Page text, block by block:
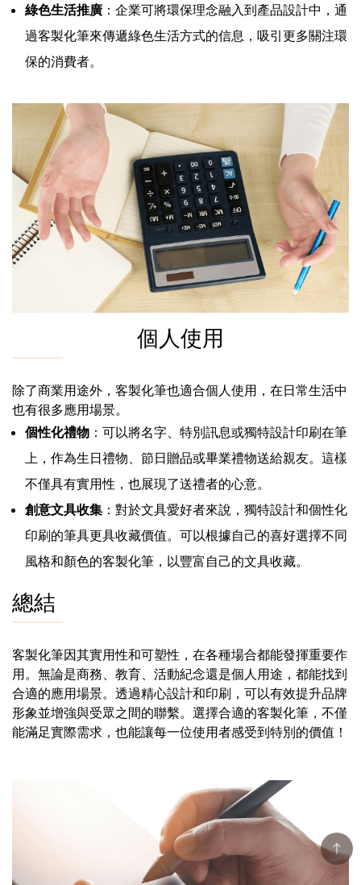
綠色生活推廣 ：企業可將環保理念融入到產品設計中，通
過客製化筆來傳遞綠色生活方式的信息，吸引更多關注環
保的消費者。
個人使用
除了商業用途外，客製化筆也適合個人使用，在日常生活中
也有很多應用場景。
個性化禮物 ：可以將名字、特別訊息或獨特設計印刷在筆
上，作為生日禮物、節日贈品或畢業禮物送給親友。這樣
不僅具有實用性，也展現了送禮者的心意。
創意文具收集 ：對於文具愛好者來說，獨特設計和個性化
印刷的筆具更具收藏價值。可以根據自己的喜好選擇不同
風格和顏色的客製化筆，以豐富自己的文具收藏。
總結
客製化筆因其實用性和可塑性，在各種場合都能發揮重要作
用。無論是商務、教育、活動紀念還是個人用途，都能找到
合適的應用場景。透過精心設計和印刷，可以有效提升品牌
形象並增強與受眾之間的聯繫。選擇合適的客製化筆，不僅
能滿足實際需求，也能讓每一位使用者感受到特別的價值！